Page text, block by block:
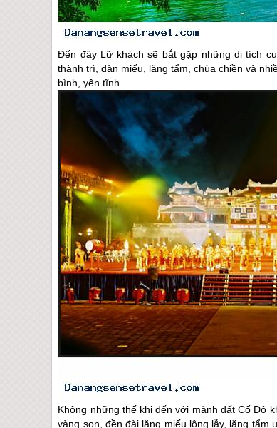
Đến đây Lữ khách sẽ bắt gặp những di tích
thành trì, đàn miếu, lăng tẩm, chùa chiền và
bình, yên tĩnh.
Không những thế khi đến với mảnh đất Cố Đô
vàng son, đền đài lăng miếu lộng lẫy, lăng tẩm